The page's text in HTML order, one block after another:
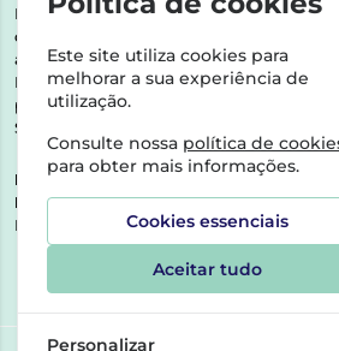
Esta farmácia encontra-se autorizada
dispensa de medicamentos e produtos
através da internet. Medicamentos | Se
MSRM, MNSRM, MSRMV ou
podem ser entregues nos seguintes
Sesimbra, Oeiras e Lisboa.
Direção Técnica:
Dra. Raquel Alexandra
NIPC:513064133 | ASPAS E NÚMEROS
Rua dos Castanheiros 5 AB Feijó2810-036
Este site utiliza cookies para
melhorar a sua experiência de
utilização.
Consulte nossa política de
para obter mais informações.
Cookies essenciais
Aceitar tudo
Personalizar